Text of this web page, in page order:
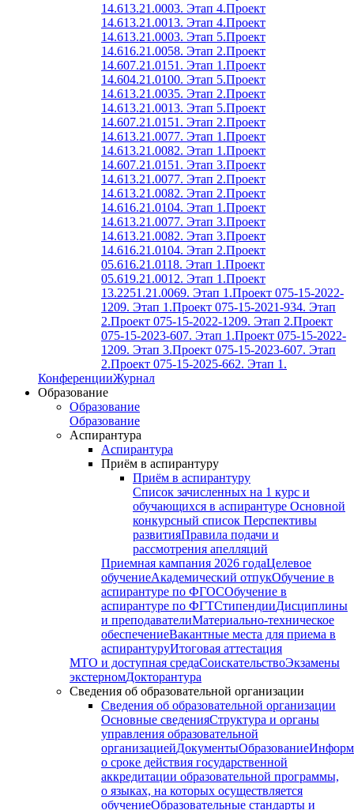
14.613.21.0003. Этап 4.Проект
14.613.21.0013. Этап 4.Проект
14.613.21.0003. Этап 5.Проект
14.616.21.0058. Этап 2.Проект
14.607.21.0151. Этап 1.Проект
14.604.21.0100. Этап 5.Проект
14.613.21.0035. Этап 2.Проект
14.613.21.0013. Этап 5.Проект
14.607.21.0151. Этап 2.Проект
14.613.21.0077. Этап 1.Проект
14.613.21.0082. Этап 1.Проект
14.607.21.0151. Этап 3.Проект
14.613.21.0077. Этап 2.Проект
14.613.21.0082. Этап 2.Проект
14.616.21.0104. Этап 1.Проект
14.613.21.0077. Этап 3.Проект
14.613.21.0082. Этап 3.Проект
14.616.21.0104. Этап 2.Проект
05.616.21.0118. Этап 1.Проект
05.619.21.0012. Этап 1.Проект
13.2251.21.0069. Этап 1.Проект 075-15-2022-
1209. Этап 1.Проект 075-15-2021-934. Этап
2.Проект 075-15-2022-1209. Этап 2.Проект
075-15-2023-607. Этап 1.Проект 075-15-2022-
1209. Этап 3.Проект 075-15-2023-607. Этап
2.Проект 075-15-2025-662. Этап 1.
КонференцииЖурнал
Образование
Образование
Образование
Аспирантура
Аспирантура
Приём в аспирантуру
Приём в аспирантуру
Список зачисленных на 1 курс и
обучающихся в аспирантуре Основной
конкурсный список Перспективы
развитияПравила подачи и
рассмотрения апелляций
Приемная кампания 2026 годаЦелевое
обучениеАкадемический отпукОбучение в
аспирантуре по ФГОСОбучение в
аспирантуре по ФГТСтипендииДисциплины
и преподавателиМатериально-техническое
обеспечениеВакантные места для приема в
аспирантуруИтоговая аттестация
МТО и доступная средаСоискательствоЭкзамены
экстерномДокторантура
Сведения об образовательной организации
Сведения об образовательной организации
Основные сведенияСтруктура и органы
управления образовательной
организациейДокументыОбразование
о сроке действия государственной
аккредитации образовательной программы,
о языках, на которых осуществляется
обучениеОбразовательные стандарты и